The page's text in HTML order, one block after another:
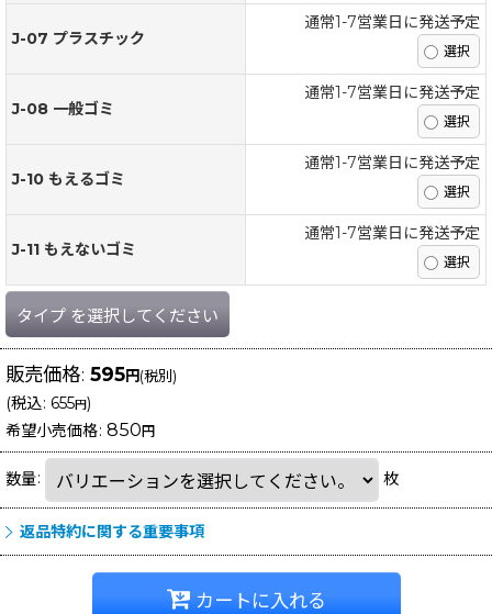
J-07 プラスチック
通常1-7営業日に発送予定
J-08 一般ゴミ
通常1-7営業日に発送予定
J-10 もえるゴミ
通常1-7営業日に発送予定
J-11 もえないゴミ
通常1-7営業日に発送予定
タイプ を選択してください
販売価格: 595円(税別)
(税込: 655円)
希望小売価格: 850 円
数量: 枚
返品特約に関する重要事項
カートに入れる